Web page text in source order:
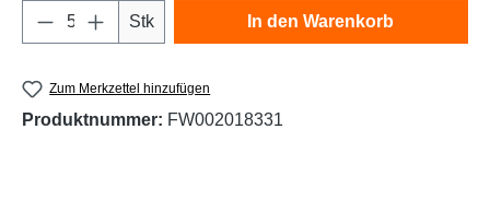
Produkt Anzahl: Gib den gewünschten
Stk In den Warenkorb
Zum Merkzettel hinzufügen
Produktnummer: FW002018331